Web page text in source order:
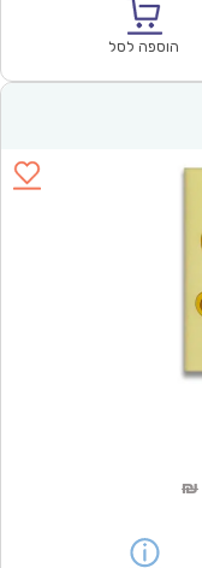
הוספה לסל
₪